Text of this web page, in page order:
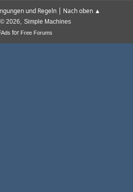
und Regeln | Nach oben ▲
2026, Simple Machines
for Free Forums